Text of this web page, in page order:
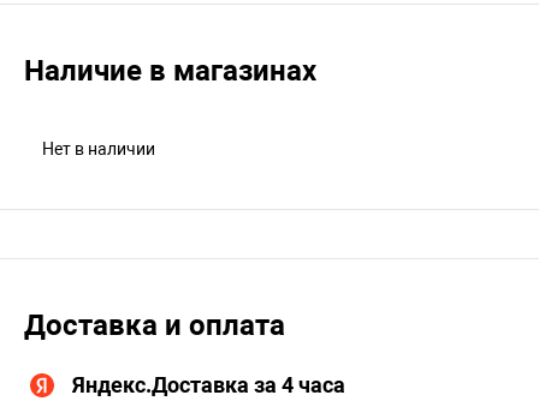
Наличие в магазинах
Нет в наличии
Доставка и оплата
Яндекс.Доставка за 4 часа